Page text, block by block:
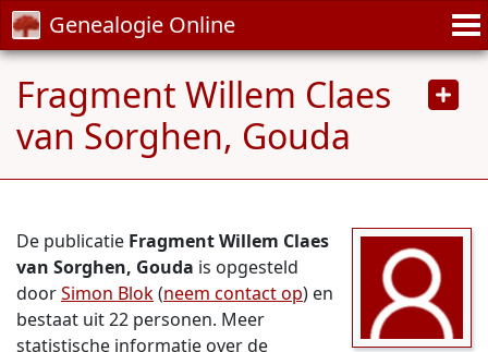
Genealogie Online
Fragment Willem Claes
van Sorghen, Gouda
De publicatie Fragment Willem Claes
van Sorghen, Gouda is opgesteld
doorSimon Blok(neem contact op) en
bestaat uit 22 personen. Meer
statistische informatie over de